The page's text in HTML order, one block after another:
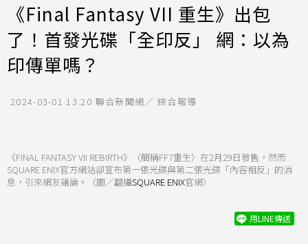
《Final Fantasy VII 重生》出包
了！首發光碟「全印反」 網：以為
印傳單嗎？
2024-03-01 13:20 聯合新聞網／ 綜合報導
《FINAL FANTASY VII REBIRTH》（簡稱FF7重生）在2月29日發售，然而
SQUARE ENIX官方網站卻宣布第一張光碟與第二張光碟「內容相反」的消
息，引來網友議論。（圖／翻攝SQUARE ENIX官網）
用LINE傳送